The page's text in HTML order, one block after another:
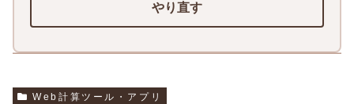
やり直す
Web計算ツール・アプリ